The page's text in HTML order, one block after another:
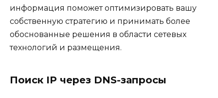
информация поможет оптимизировать вашу
собственную стратегию и принимать более
обоснованные решения в области сетевых
технологий и размещения.
Поиск IP через DNS-запросы